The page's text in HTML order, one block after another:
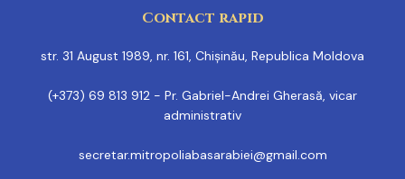
Contact rapid
str. 31 August 1989, nr. 161, Chișinău, Republica Moldova
(+373) 69 813 912 - Pr. Gabriel-Andrei Gherasă, vicar
administrativ
secretar.mitropoliabasarabiei@gmail.com